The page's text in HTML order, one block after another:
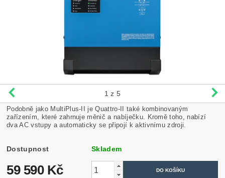
1 z 5
Podobně jako MultiPlus-II je Quattro-II také kombinovaným
zařízením, které zahrnuje měnič a nabíječku. Kromě toho, nabízí
dva AC vstupy a automaticky se připojí k aktivnímu zdroji.
Dostupnost Skladem
59 590 Kč